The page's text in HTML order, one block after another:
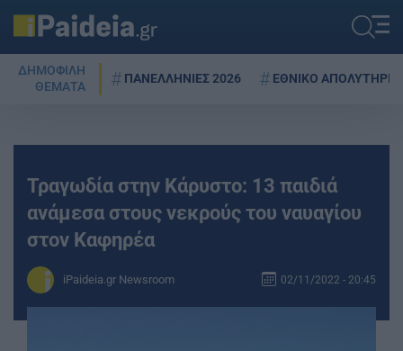
ΔΗΜΟΦΙΛΗ
ΘΕΜΑΤΑ
ΠΑΝΕΛΛΗΝΙΕΣ 2026 ΕΘΝΙΚΟ ΑΠΟΛΥΤΗΡΙΟ
Τραγωδία στην Κάρυστο: 13 παιδιά
ανάμεσα στους νεκρούς του ναυαγίου
στον Καφηρέα
iPaideia.gr Newsroom 02/11/2022 - 20:45